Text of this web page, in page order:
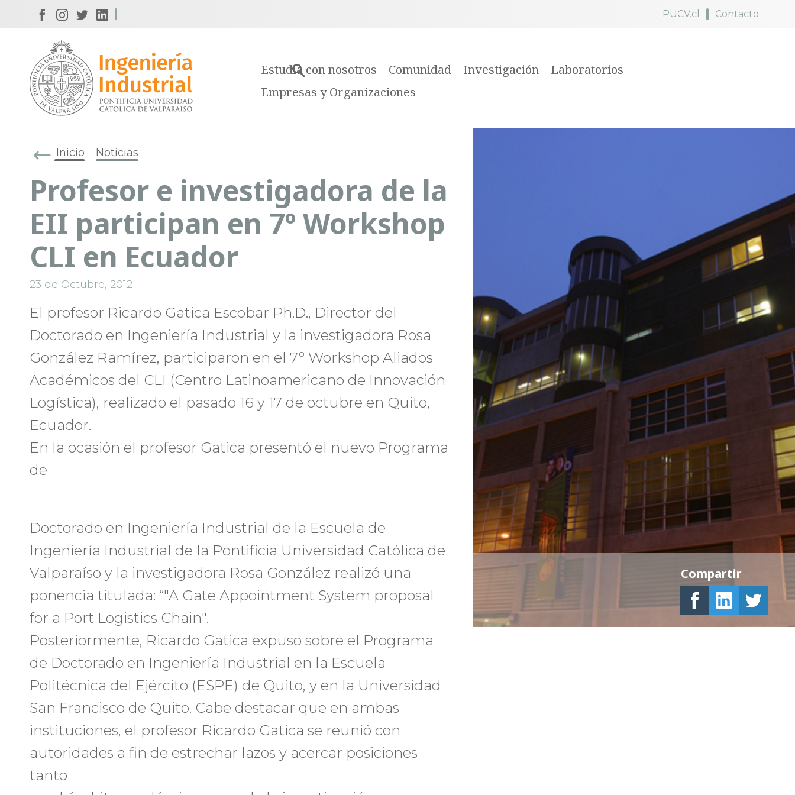
PUCV.cl Contacto
Estudia con nosotros Comunidad Investigación
Laboratorios
Empresas y Organizaciones
Inicio Noticias
Profesor e investigadora de la
EII participan en 7º Workshop
CLI en Ecuador
23 de Octubre, 2012
El profesor Ricardo Gatica Escobar Ph.D., Director del
Doctorado en Ingeniería Industrial y la investigadora Rosa
González Ramírez, participaron en el 7º Workshop Aliados
Académicos del CLI (Centro Latinoamericano de Innovación
Logística), realizado el pasado 16 y 17 de octubre en Quito,
Ecuador.
En la ocasión el profesor Gatica presentó el nuevo Programa
de
Doctorado en Ingeniería Industrial de la Escuela de
Ingeniería Industrial de la Pontificia Universidad Católica de
Valparaíso y la investigadora Rosa González realizó una
ponencia titulada: “"A Gate Appointment System proposal
for a Port Logistics Chain".
Posteriormente, Ricardo Gatica expuso sobre el Programa
de Doctorado en Ingeniería Industrial en la Escuela
Politécnica del Ejército (ESPE) de Quito, y en la Universidad
San Francisco de Quito. Cabe destacar que en ambas
instituciones, el profesor Ricardo Gatica se reunió con
autoridades a fin de estrechar lazos y acercar posiciones
tanto
Compartir